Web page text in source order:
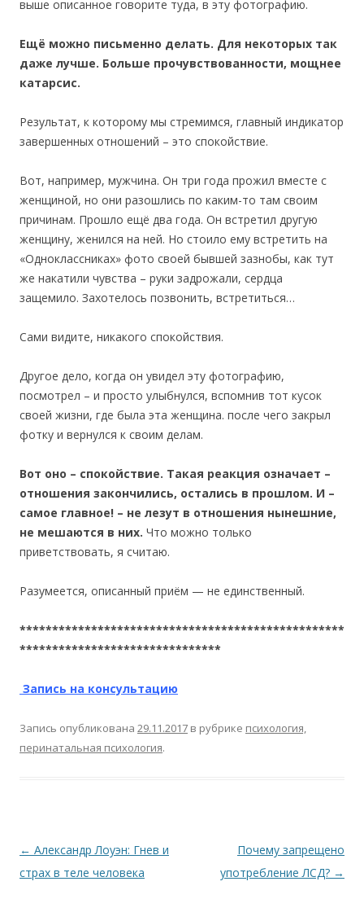
выше описанное говорите туда, в эту фотографию.
Ещё можно письменно делать. Для некоторых так
даже лучше. Больше прочувствованности, мощнее
катарсис.
Результат, к которому мы стремимся, главный индикатор
завершенных отношений – это спокойствие.
Вот, например, мужчина. Он три года прожил вместе с
женщиной, но они разошлись по каким-то там своим
причинам. Прошло ещё два года. Он встретил другую
женщину, женился на ней. Но стоило ему встретить на
«Одноклассниках» фото своей бывшей зазнобы, как тут
же накатили чувства – руки задрожали, сердца
защемило. Захотелось позвонить, встретиться…
Сами видите, никакого спокойствия.
Другое дело, когда он увидел эту фотографию,
посмотрел – и просто улыбнулся, вспомнив тот кусок
своей жизни, где была эта женщина. после чего закрыл
фотку и вернулся к своим делам.
Вот оно – спокойствие. Такая реакция означает –
отношения закончились, остались в прошлом. И –
самое главное! – не лезут в отношения нынешние,
не мешаются в них. Что можно только
приветствовать, я считаю.
Разумеется, описанный приём — не единственный.
**************************************************
*******************************
Запись на консультацию
Запись опубликована 29.11.2017 в рубрике психология,
перинатальная психология.
Навигация по записям
← Александр Лоуэн: Гнев и
страх в теле человека
Почему запрещено
употребление ЛСД? →